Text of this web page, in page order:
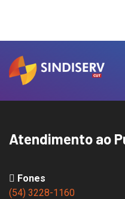
Atendimento ao
Fones
(54) 3228-1160